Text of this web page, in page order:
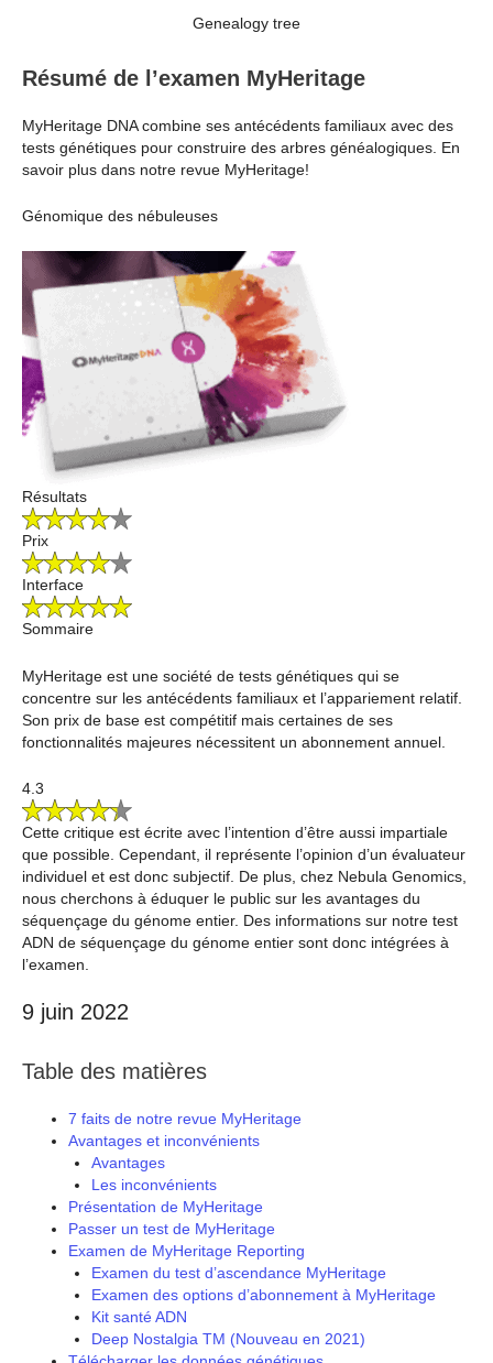
Genealogy tree
Résumé de l’examen MyHeritage
MyHeritage DNA combine ses antécédents familiaux avec des
tests génétiques pour construire des arbres généalogiques. En
savoir plus dans notre revue MyHeritage!
Génomique des nébuleuses
Résultats
Prix
Interface
Sommaire
MyHeritage est une société de tests génétiques qui se
concentre sur les antécédents familiaux et l’appariement relatif.
Son prix de base est compétitif mais certaines de ses
fonctionnalités majeures nécessitent un abonnement annuel.
4.3
Cette critique est écrite avec l’intention d’être aussi impartiale
que possible. Cependant, il représente l’opinion d’un évaluateur
individuel et est donc subjectif. De plus, chez Nebula Genomics,
nous cherchons à éduquer le public sur les avantages du
séquençage du génome entier. Des informations sur notre test
ADN de séquençage du génome entier sont donc intégrées à
l’examen.
9 juin 2022
Table des matières
7 faits de notre revue MyHeritage
Avantages et inconvénients
Avantages
Les inconvénients
Présentation de MyHeritage
Passer un test de MyHeritage
Examen de MyHeritage Reporting
Examen du test d’ascendance MyHeritage
Examen des options d’abonnement à MyHeritage
Kit santé ADN
Deep Nostalgia TM (Nouveau en 2021)